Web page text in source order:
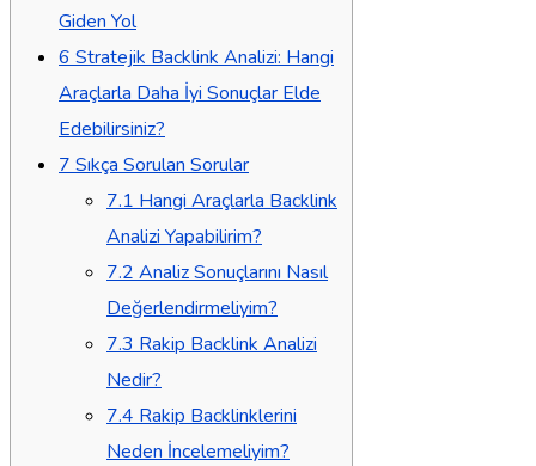
Giden Yol
6 Stratejik Backlink Analizi: Hangi
Araçlarla Daha İyi Sonuçlar Elde
Edebilirsiniz?
7 Sıkça Sorulan Sorular
7.1 Hangi Araçlarla Backlink
Analizi Yapabilirim?
7.2 Analiz Sonuçlarını Nasıl
Değerlendirmeliyim?
7.3 Rakip Backlink Analizi
Nedir?
7.4 Rakip Backlinklerini
Neden İncelemeliyim?